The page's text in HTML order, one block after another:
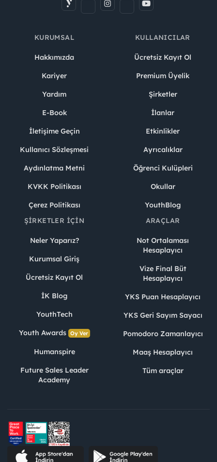
KURUMSAL
Hakkımızda
Kariyer
Yardım
E-Book
İletişime Geçin
Kullanıcı Sözleşmesi
Aydınlatma Metni
KVKK Politikası
Çerez Politikası
KULLANICILAR
Ücretsiz Kayıt Ol
Premium Üyelik
Şirketler
İlanlar
Etkinlikler
Ayrıcalıklar
Öğrenci Kulüpleri
Okullar
YouthBlog
ŞIRKETLER İÇIN
Neler Yaparız?
Kurumsal Giriş
Ücretsiz Kayıt Ol
İK Blog
YouthTech
Youth Awards Oy Ver
Humanspire
Future Sales Leader
Academy
ARAÇLAR
Not Ortalaması
Hesaplayıcı
Vize Final Büt
Hesaplayıcı
YKS Puan Hesaplayıcı
YKS Geri Sayım Sayacı
Pomodoro Zamanlayıcı
Maaş Hesaplayıcı
Tüm araçlar